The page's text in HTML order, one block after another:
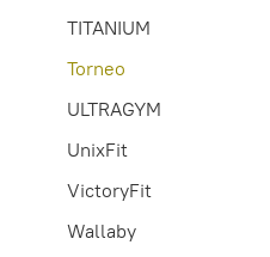
TITANIUM
Torneo
ULTRAGYM
UnixFit
VictoryFit
Wallaby